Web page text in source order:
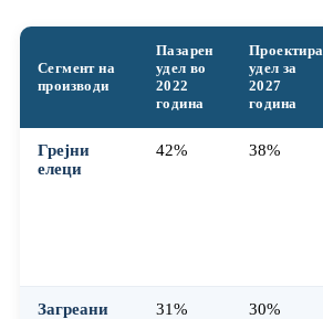
Сегмент на
производи
Пазарен
удел во
2022
година
удел за
2027
година
Грејни
елеци
42% 38%
Загреани
31% 30%